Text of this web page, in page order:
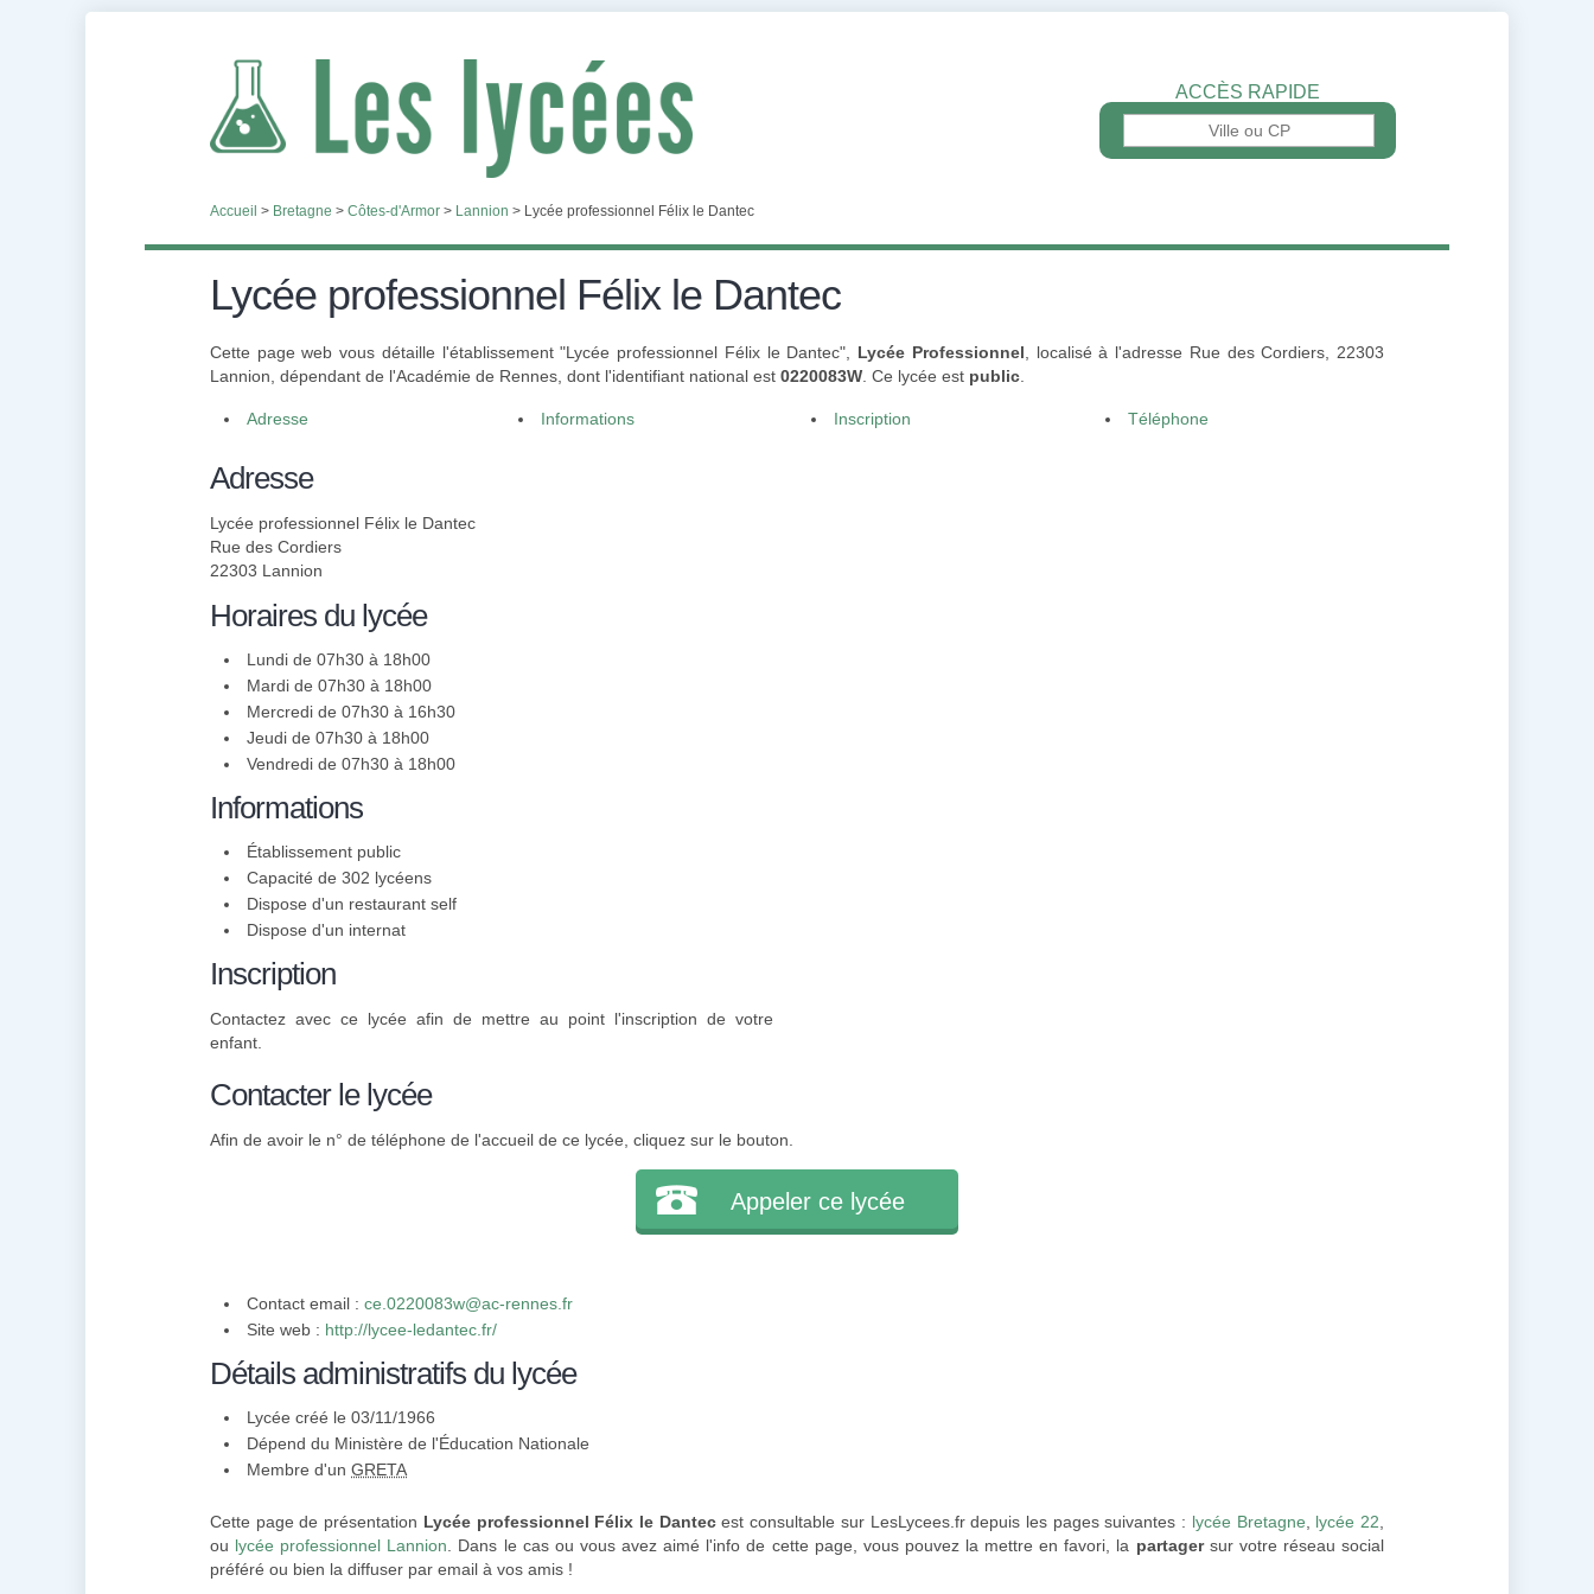
ACCÈS RAPIDE
Accueil > Bretagne > Côtes-d'Armor > Lannion > Lycée professionnel Félix le Dantec
Lycée professionnel Félix le Dantec
Cette page web vous détaille l'établissement "Lycée professionnel Félix le Dantec", Lycée Professionnel , localisé à l'adresse Rue des Cordiers, 22303
Lannion, dépendant de l'Académie de Rennes, dont l'identifiant national est 0220083W . Ce lycée est public
Adresse Informations Inscription Téléphone
Adresse
Lycée professionnel Félix le Dantec
Rue des Cordiers
22303 Lannion
Horaires du lycée
Lundi de 07h30 à 18h00
Mardi de 07h30 à 18h00
Mercredi de 07h30 à 16h30
Jeudi de 07h30 à 18h00
Vendredi de 07h30 à 18h00
Informations
Établissement public
Capacité de 302 lycéens
Dispose d'un restaurant self
Dispose d'un internat
Inscription
Contactez avec ce lycée afin de mettre au point l'inscription de votre
enfant.
Contacter le lycée
Afin de avoir le n° de téléphone de l'accueil de ce lycée, cliquez sur le bouton.
Appeler ce lycée
Contact email : ce.0220083w@ac-rennes.fr
Site web : http://lycee-ledantec.fr/
Détails administratifs du lycée
Lycée créé le 03/11/1966
Dépend du Ministère de l'Éducation Nationale
Membre d'un GRETA
Cette page de présentation Lycée professionnel Félix le Dantecest consultable sur LesLycees.fr depuis les pages suivantes : lycée Bretagne lycée 22
ou lycée professionnel Lannion . Dans le cas ou vous avez aimé l'info de cette page, vous pouvez la mettre en favori, la partagersur votre réseau social
préféré ou bien la diffuser par email à vos amis !